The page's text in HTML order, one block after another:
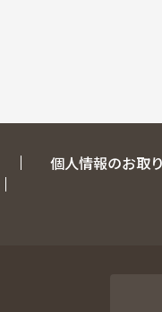
個人情報のお取